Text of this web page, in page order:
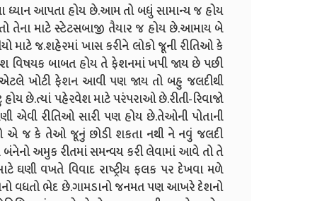
ધ્યાન આપતા હોય છે.આમ તો બધું સામાન્ય જ હોય
તેના માટે સ્ટેટસબાજી તૈયાર જ હોય છે.આમાય બે
માટે જ.શહેરમાં ખાસ કરીને લોકો જૂની રીતિઓ કે
વિષયક બાબત હોય તે ફેશનમાં ખપી જાય છે પછી
ખોટી ફેશન આવી પણ જાય તો બહુ જલદીથી
છે.ત્યાં પહેરવેશ માટે પરંપરાઓ છે.રીતી-રિવાજો
એવી રીતિઓ સારી પણ હોય છે.તેઓની પોતાની
એ જ કે તેઓ જૂનું છોડી શકતા નથી ને નવું જલદી
અમુક રીતમાં સમન્વય કરી લેવામાં આવે તો તે
ઘણી વખતે વિવાદ રાષ્ટ્રીય ફલક પર દેખવા મળે
વધતો ભેદ છે.ગામડાનો જનમત પણ આખરે દેશનો